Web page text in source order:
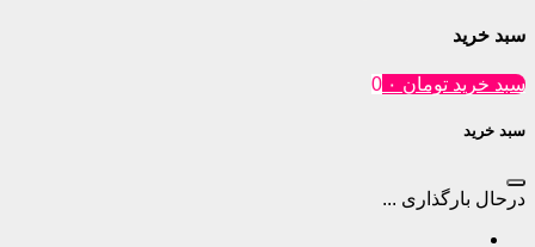
تومان ۰ 0
...